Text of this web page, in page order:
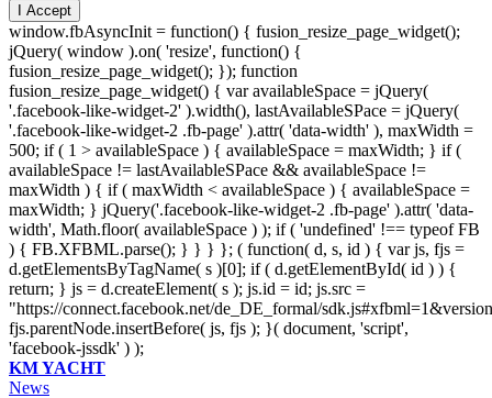
I Accept
window.fbAsyncInit = function() { fusion_resize_page_widget();
jQuery( window ).on( 'resize', function() {
fusion_resize_page_widget(); }); function
fusion_resize_page_widget() { var availableSpace = jQuery(
'.facebook-like-widget-2' ).width(), lastAvailableSPace = jQuery(
'.facebook-like-widget-2 .fb-page' ).attr( 'data-width' ), maxWidth =
500; if ( 1 > availableSpace ) { availableSpace = maxWidth; } if (
availableSpace != lastAvailableSPace && availableSpace !=
maxWidth ) { if ( maxWidth < availableSpace ) { availableSpace =
maxWidth; } jQuery('.facebook-like-widget-2 .fb-page' ).attr( 'data-
width', Math.floor( availableSpace ) ); if ( 'undefined' !== typeof FB
) { FB.XFBML.parse(); } } } }; ( function( d, s, id ) { var js, fjs =
d.getElementsByTagName( s )[0]; if ( d.getElementById( id ) ) {
return; } js = d.createElement( s ); js.id = id; js.src =
"https://connect.facebook.net/de_DE_formal/
fjs.parentNode.insertBefore( js, fjs ); }( document, 'script',
'facebook-jssdk' ) );
KM YACHT
News